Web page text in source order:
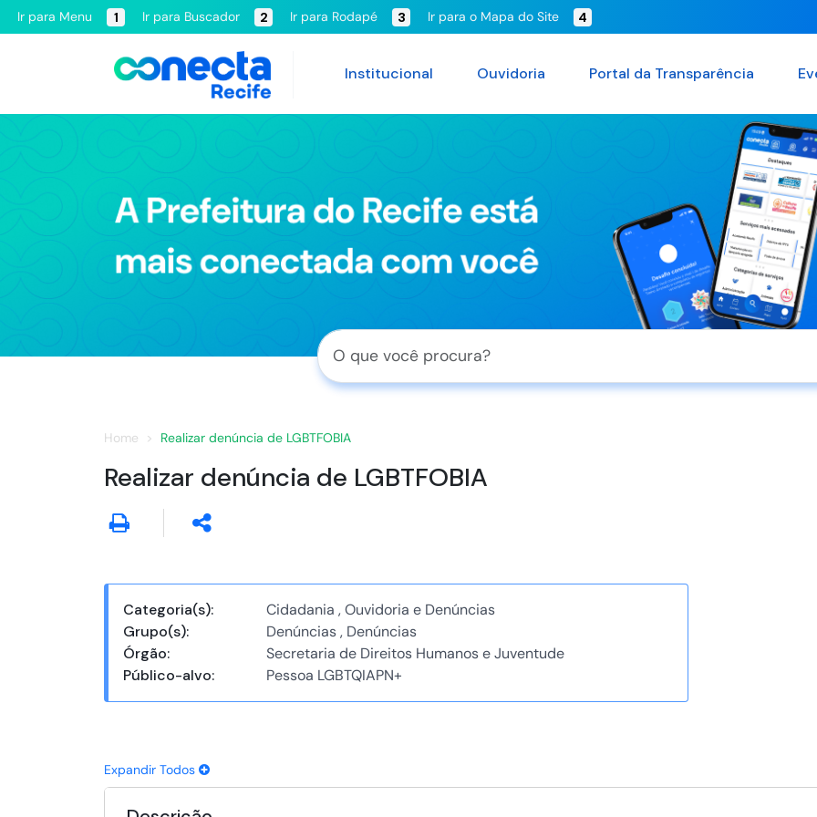
Ir para Menu 1 Ir para Buscador 2 Ir para Rodapé 3 Ir para o Mapa do Site 4
Institucional Ouvidoria Portal da Transparência
Home Realizar denúncia de LGBTFOBIA
Realizar denúncia de LGBTFOBIA
Categoria(s):
Cidadania , Ouvidoria e Denúncias
Grupo(s):
Denúncias , Denúncias
Órgão:
Secretaria de Direitos Humanos e Juventude
Público-alvo:
Pessoa LGBTQIAPN+
Expandir Todos